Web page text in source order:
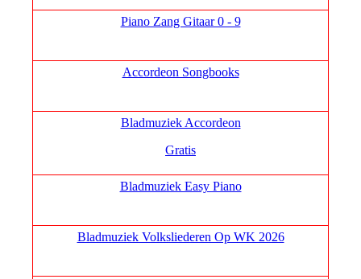
Piano Zang Gitaar 0 - 9
Accordeon Songbooks
Bladmuziek Accordeon
Gratis
Bladmuziek Easy Piano
Bladmuziek Volksliederen Op WK 2026